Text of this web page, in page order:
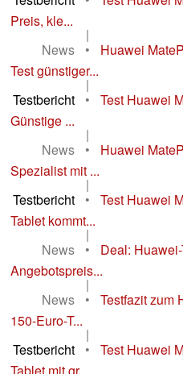
Preis, kle...
|
News
•
Huawei
Test günstiger...
|
Testbericht
•
Test Huawei
Günstige ...
|
News
•
Huawei
Spezialist mit ...
|
Testbericht
•
Test Huawei
Tablet kommt...
|
News
•
Deal:
Angebotspreis...
|
News
•
Testfazit zum
150-Euro-T...
|
Testbericht
•
Test Huawei